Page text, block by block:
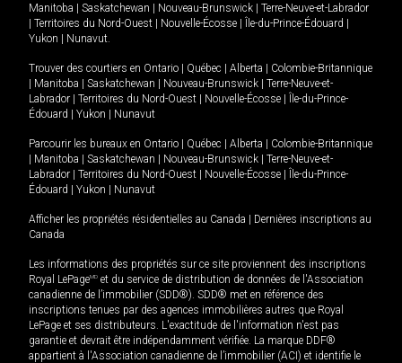
Manitoba | Saskatchewan | Nouveau-Brunswick | Terre-Neuve-et-Labrador
| Territoires du Nord-Ouest | Nouvelle-Écosse | Île-du-Prince-Édouard |
Yukon | Nunavut
Trouver des courtiers en Ontario | Québec | Alberta | Colombie-Britannique
| Manitoba | Saskatchewan | Nouveau-Brunswick | Terre-Neuve-et-
Labrador | Territoires du Nord-Ouest | Nouvelle-Écosse | Île-du-Prince-
Édouard | Yukon | Nunavut
Parcourir les bureaux en Ontario | Québec | Alberta | Colombie-Britannique
| Manitoba | Saskatchewan | Nouveau-Brunswick | Terre-Neuve-et-
Labrador | Territoires du Nord-Ouest | Nouvelle-Écosse | Île-du-Prince-
Édouard | Yukon | Nunavut
Afficher les propriétés résidentielles au Canada | Dernières inscriptions au
Canada
Les informations des propriétés sur ce site proviennent des inscriptions
Royal LePageMD et du service de distribution de données de l'Association
canadienne de l’immobilier (SDD®). SDD® met en référence des
inscriptions tenues par des agences immobilières autres que Royal
LePage et ses distributeurs. L'exactitude de l'information n'est pas
garantie et devrait être indépendamment vérifiée. La marque DDF®
appartient à l'Association canadienne de l’immobilier (ACI) et identifie le